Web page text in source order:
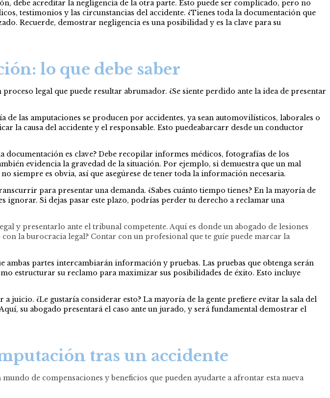
debe acreditar la negligencia de la otra parte. Esto puede ser complicado, pero no
testimonios y las circunstancias del accidente. ¿Tienes toda la documentación que
Recuerde, demostrar negligencia es una posibilidad y es la clave para su
lo que debe saber
legal que puede resultar abrumador. ¿Se siente perdido ante la idea de presentar
las amputaciones se producen por accidentes, ya sean automovilísticos, laborales o
la causa del accidente y el responsable. Esto puedeabarcarr desde un conductor
documentación es clave? Debe recopilar informes médicos, fotografías de los
evidencia la gravedad de la situación. Por ejemplo, si demuestra que un mal
siempre es obvia, así que asegúrese de tener toda la información necesaria.
para presentar una demanda. ¿Sabes cuánto tiempo tienes? En la mayoría de
ignorar. Si dejas pasar este plazo, podrías perder tu derecho a reclamar una
y presentarlo ante el tribunal competente. Aquí es donde un abogado de lesiones
la burocracia legal? Contar con un profesional que te guíe puede marcar la
partes intercambiarán información y pruebas. Las pruebas que obtenga serán
estructurar su reclamo para maximizar sus posibilidades de éxito. Esto incluye
juicio. ¿Le gustaría considerar esto? La mayoría de la gente prefiere evitar la sala del
su abogado presentará el caso ante un jurado, y será fundamental demostrar el
tras un accidente
de compensaciones y beneficios que pueden ayudarte a afrontar esta nueva